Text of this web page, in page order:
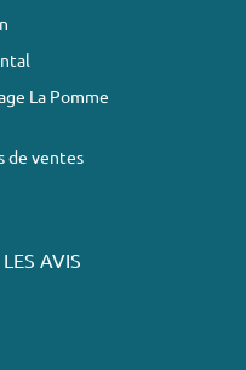
La Pomme
de ventes
AVIS